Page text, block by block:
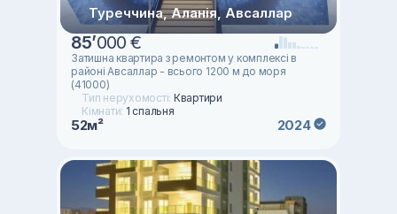
Туреччина, Аланія, Авсаллар
85’000 €
Затишна квартира з ремонтом у комплексі в
районі Авсаллар - всього 1200 м до моря
(41000)
Тип нерухомості: Квартири
Кімнати: 1 спальня
52м² 2024